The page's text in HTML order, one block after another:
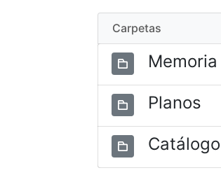
Carpetas
Planos